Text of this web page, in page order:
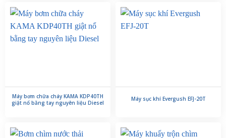
Máy bơm chữa cháy KAMA KDP40TH
giật nổ bằng tay nguyên liệu Diesel
Máy sục khí Evergush EFJ-20T